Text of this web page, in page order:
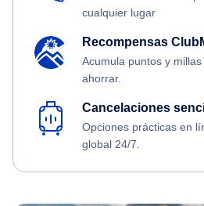
cualquier lugar
Recompensas
Acumula puntos y
ahorrar.
Cancelaciones
Opciones prácticas en
global 24/7.